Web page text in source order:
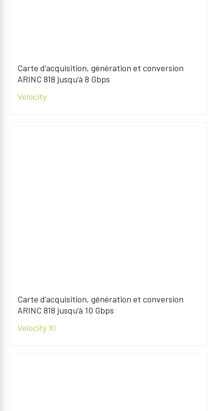
Carte d’acquisition, génération et conversion
ARINC 818 jusqu’à 8 Gbps
Velocity
Carte d’acquisition, génération et conversion
ARINC 818 jusqu’à 10 Gbps
Velocity XI